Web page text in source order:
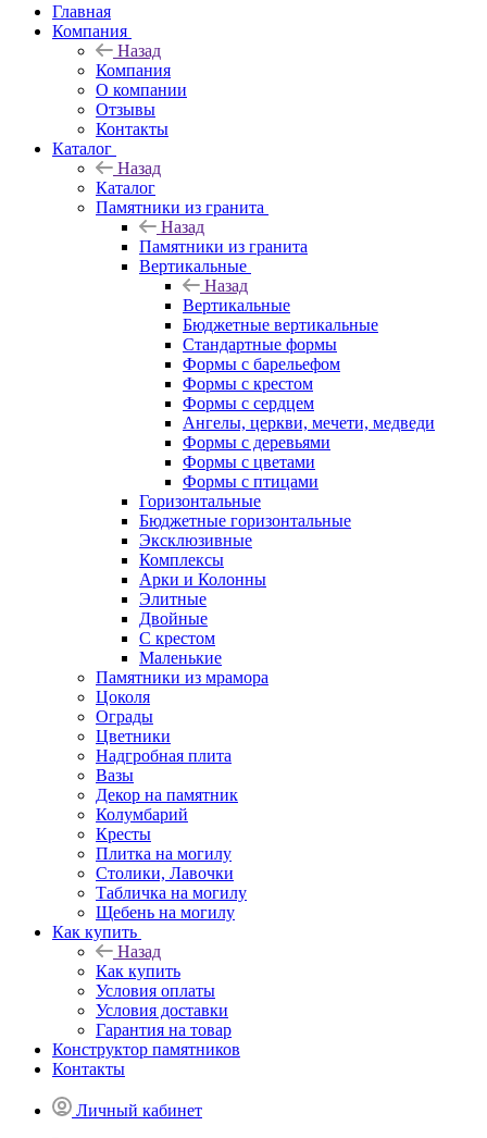
Главная
Компания
Назад
Компания
О компании
Отзывы
Контакты
Каталог
Назад
Каталог
Памятники из гранита
Назад
Памятники из гранита
Вертикальные
Назад
Вертикальные
Бюджетные вертикальные
Стандартные формы
Формы с барельефом
Формы с крестом
Формы с сердцем
Ангелы, церкви, мечети, медведи
Формы с деревьями
Формы с цветами
Формы с птицами
Горизонтальные
Бюджетные горизонтальные
Эксклюзивные
Комплексы
Арки и Колонны
Элитные
Двойные
С крестом
Маленькие
Памятники из мрамора
Цоколя
Ограды
Цветники
Надгробная плита
Вазы
Декор на памятник
Колумбарий
Кресты
Плитка на могилу
Столики, Лавочки
Табличка на могилу
Щебень на могилу
Как купить
Назад
Как купить
Условия оплаты
Условия доставки
Гарантия на товар
Конструктор памятников
Контакты
Личный кабинет